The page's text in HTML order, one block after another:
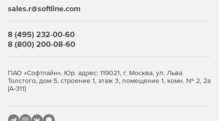
интернет на пользователей, обеспечивает доступ к
система обнаружения и предотвращения вторжений
(IDS/IPS) распознает источники атак и атакуемые
популярным IP-адресам. Веб-прокси: Domains (по
sales.r@softline.com
8 (495) 232-00-60
8 (800) 200-08-60
ПАО «Софтлайн». Юр. адрес: 119021, г. Москва, ул. Льва
Толстого, дом 5, строение 1, этаж 3, помещение 1, комн. № 2, 2а
(А-311)